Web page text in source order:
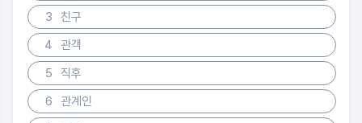
3
친구
4
관객
5
직후
6
관계인